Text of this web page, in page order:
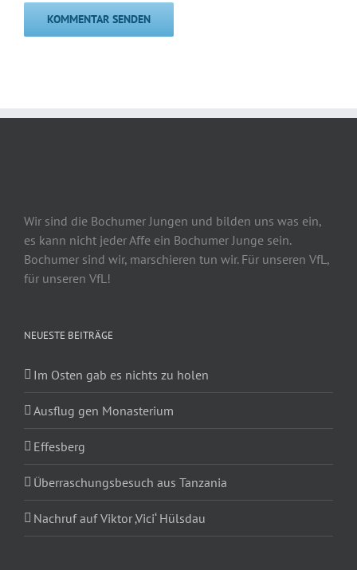
Wir sind die Bochumer Jungen und bilden uns was ein,
es kann nicht jeder Affe ein Bochumer Junge sein.
Bochumer sind wir, marschieren tun wir. Für unseren VfL,
für unseren VfL!
NEUESTE BEITRÄGE
Im Osten gab es nichts zu holen
Ausflug gen Monasterium
Effesberg
Überraschungsbesuch aus Tanzania
Nachruf auf Viktor ‚Vici‘ Hülsdau